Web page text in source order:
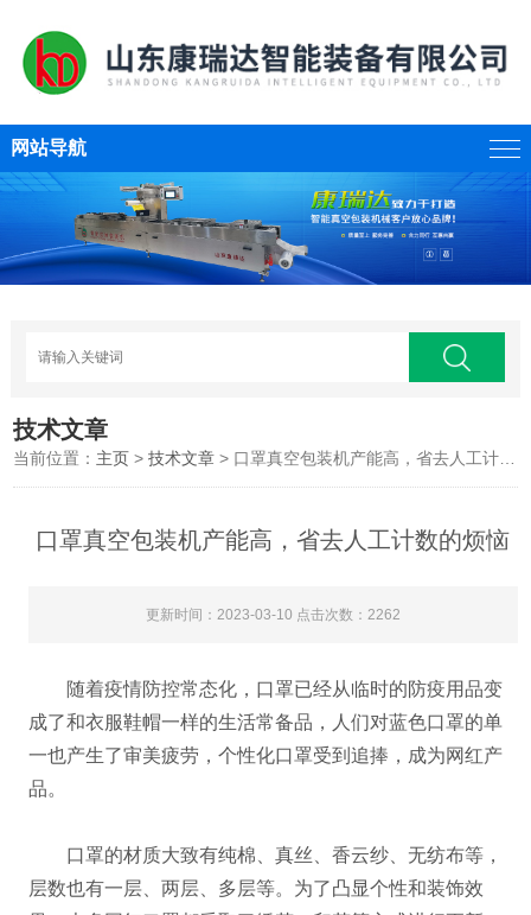
网站导航
技术文章
当前位置： 主页 >技术文章 > 口罩真空包装机产能高，省去人工计数的烦恼
口罩真空包装机产能高，省去人工计数的烦恼
更新时间：2023-03-10 点击次数：2262
随着疫情防控常态化，口罩已经从临时的防疫用品变
成了和衣服鞋帽一样的生活常备品，人们对蓝色口罩的单
一也产生了审美疲劳，个性化口罩受到追捧，成为网红产
品。
口罩的材质大致有纯棉、真丝、香云纱、无纺布等，
层数也有一层、两层、多层等。为了凸显个性和装饰效